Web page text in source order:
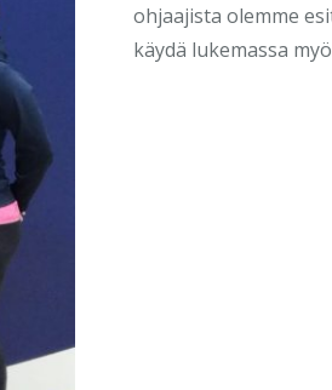
ohjaajista olemme
käydä lukemassa